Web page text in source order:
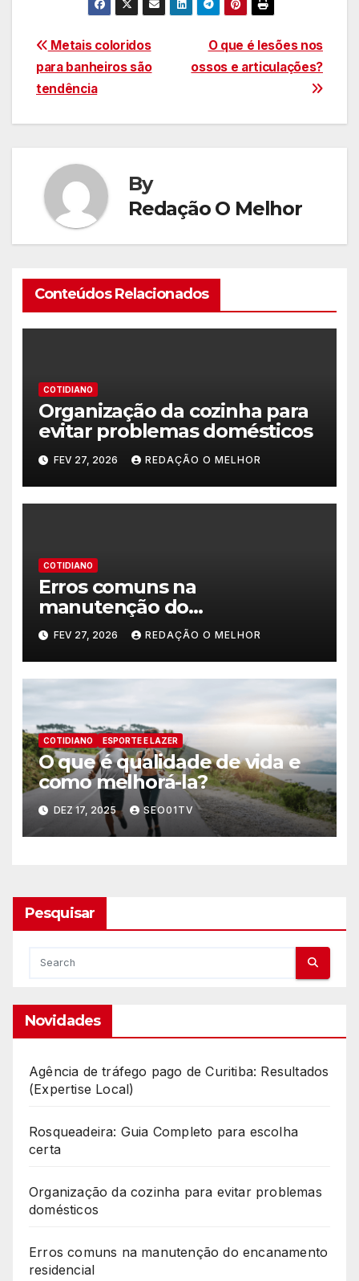
Navegação
de
Post
O que é lesões nos
ossos e articulações?
Metais coloridos
para banheiros são
tendência
By
Redação O Melhor
Conteúdos Relacionados
COTIDIANO
Organização da cozinha para
evitar problemas domésticos
FEV 27, 2026 REDAÇÃO O MELHOR
COTIDIANO
Erros comuns na
manutenção do
encanamento residencial
FEV 27, 2026 REDAÇÃO O MELHOR
COTIDIANO ESPORTE E LAZER
O que é qualidade de vida e
como melhorá-la?
DEZ 17, 2025 SEO01TV
Pesquisar
Novidades
Agência de tráfego pago de Curitiba: Resultados
(Expertise Local)
Rosqueadeira: Guia Completo para escolha
certa
Organização da cozinha para evitar problemas
domésticos
Erros comuns na manutenção do encanamento
residencial